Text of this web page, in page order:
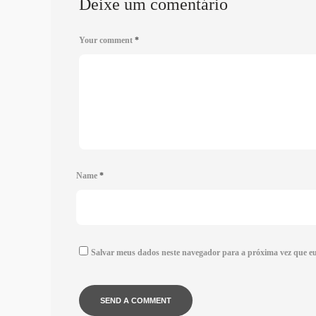
Deixe um comentário
Your comment *
Name *
Salvar meus dados neste navegador para a próxima vez que